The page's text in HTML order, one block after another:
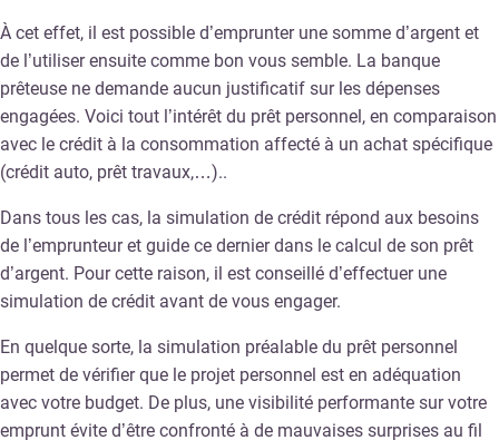
À cet effet, il est possible d’emprunter une somme d’argent et
de l’utiliser ensuite comme bon vous semble. La banque
prêteuse ne demande aucun justificatif sur les dépenses
engagées. Voici tout l’intérêt du prêt personnel, en comparaison
avec le crédit à la consommation affecté à un achat spécifique
(crédit auto, prêt travaux,…)..
Dans tous les cas, la simulation de crédit répond aux besoins
de l’emprunteur et guide ce dernier dans le calcul de son prêt
d’argent. Pour cette raison, il est conseillé d’effectuer une
simulation de crédit avant de vous engager.
En quelque sorte, la simulation préalable du prêt personnel
permet de vérifier que le projet personnel est en adéquation
avec votre budget. De plus, une visibilité performante sur votre
emprunt évite d’être confronté à de mauvaises surprises au fil